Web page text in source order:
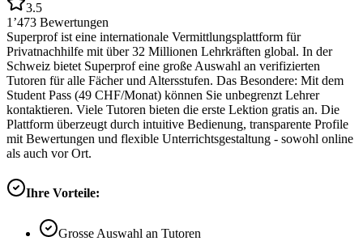
3.5
1’473 Bewertungen
Superprof ist eine internationale Vermittlungsplattform für
Privatnachhilfe mit über 32 Millionen Lehrkräften global. In der
Schweiz bietet Superprof eine große Auswahl an verifizierten
Tutoren für alle Fächer und Altersstufen. Das Besondere: Mit dem
Student Pass (49 CHF/Monat) können Sie unbegrenzt Lehrer
kontaktieren. Viele Tutoren bieten die erste Lektion gratis an. Die
Plattform überzeugt durch intuitive Bedienung, transparente Profile
mit Bewertungen und flexible Unterrichtsgestaltung - sowohl online
als auch vor Ort.
Ihre Vorteile:
Grosse Auswahl an Tutoren